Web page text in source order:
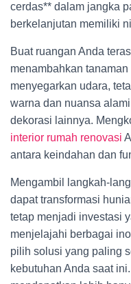
cerdas** dalam jangka
berkelanjutan memiliki
Buat ruangan Anda
menambahkan
menyegarkan udara,
warna dan nuansa
dekorasi lainnya.
interior rumah renovasi
antara keindahan dan
Mengambil langkah-
dapat transformasi
tetap menjadi investasi
menjelajahi berbagai
pilih solusi yang paling
kebutuhan Anda saat